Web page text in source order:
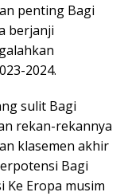
penting Bagi
berjanji
2024.
sulit Bagi
rekan-rekannya
klasemen akhir
Bagi
Eropa musim